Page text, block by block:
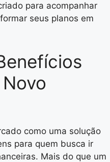
para acompanhar
seus planos em
como uma solução
para quem busca ir
Mais do que um